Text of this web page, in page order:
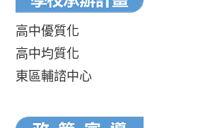
高中優質化
高中均質化
東區輔諮中心